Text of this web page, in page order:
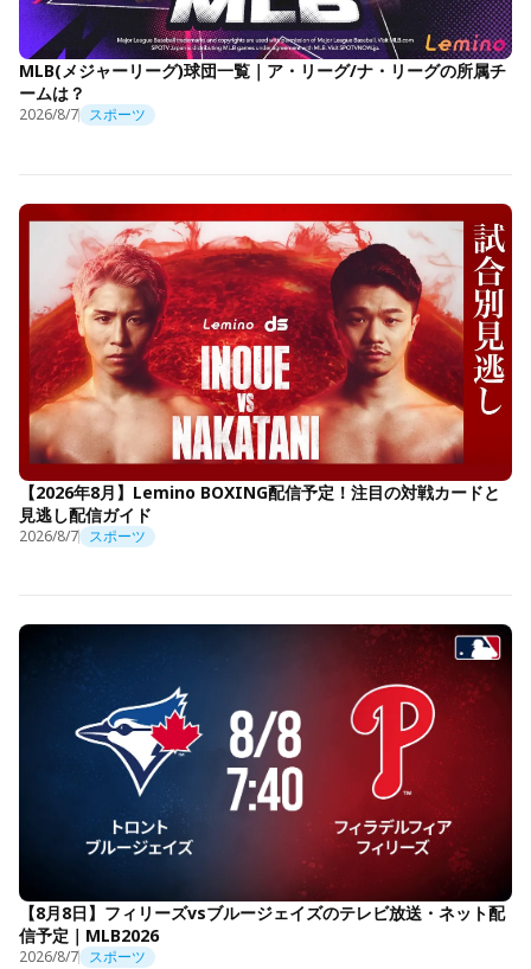
MLB(メジャーリーグ)球団一覧｜ア・リーグ/ナ・リーグの所属チ
ームは？
2026/8/7 スポーツ
【2026年8月】Lemino BOXING配信予定！注目の対戦カードと
見逃し配信ガイド
2026/8/7 スポーツ
【8月8日】フィリーズvsブルージェイズのテレビ放送・ネット配
信予定｜MLB2026
2026/8/7 スポーツ